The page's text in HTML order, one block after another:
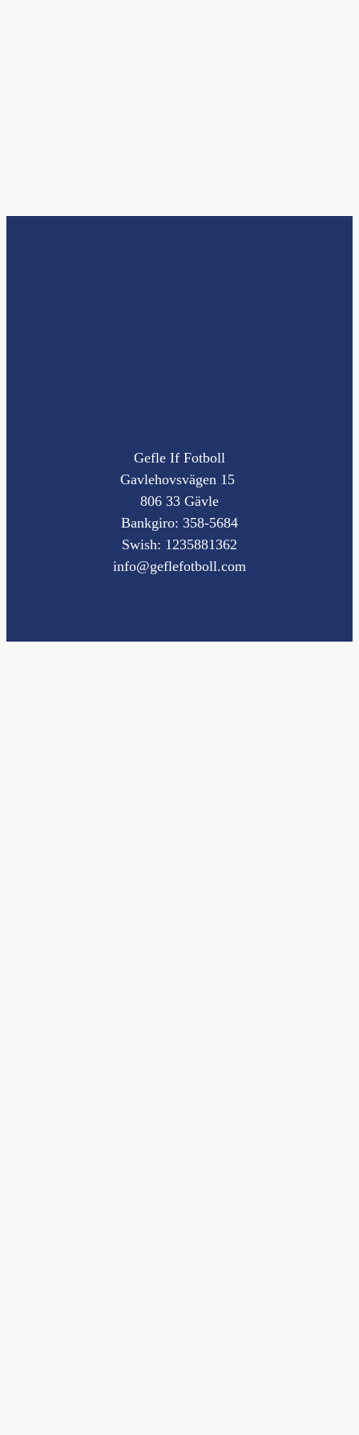
Gefle If Fotboll
Gavlehovsvägen 15
806 33 Gävle
Bankgiro: 358-5684
Swish: 1235881362
info@geflefotboll.com